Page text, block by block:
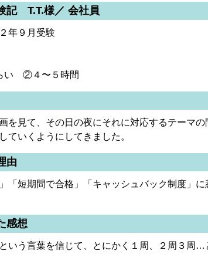
記 T.T.様／ 会社員
年９月受験
い ②４〜５時間
を見て、その日の夜にそれに対応するテーマの
ていくようにしてきました。
由
「短期間で合格」「キャッシュバック制度」に
感想
いう言葉を信じて、とにかく１周、２周３周…